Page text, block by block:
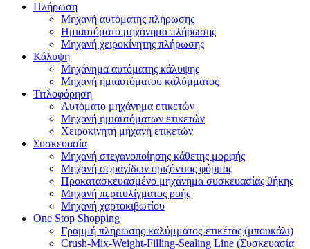
Πλήρωση
Μηχανή αυτόματης πλήρωσης
Ημιαυτόματο μηχάνημα πλήρωσης
Μηχανή χειροκίνητης πλήρωσης
Κάλυψη
Μηχάνημα αυτόματης κάλυψης
Μηχανή ημιαυτόματου καλύμματος
Τιτλοφόρηση
Αυτόματο μηχάνημα ετικετών
Μηχανή ημιαυτόματων ετικετών
Χειροκίνητη μηχανή ετικετών
Συσκευασία
Μηχανή στεγανοποίησης κάθετης μορφής
Μηχανή σφραγίδων οριζόντιας φόρμας
Προκατασκευασμένο μηχάνημα συσκευασίας θήκης
Μηχανή περιτυλίγματος ροής
Μηχανή χαρτοκιβωτίου
One Stop Shopping
Γραμμή πλήρωσης-καλύμματος-ετικέτας (μπουκάλι)
Crush-Mix-Weight-Filling-Sealing Line (Συσκευασία